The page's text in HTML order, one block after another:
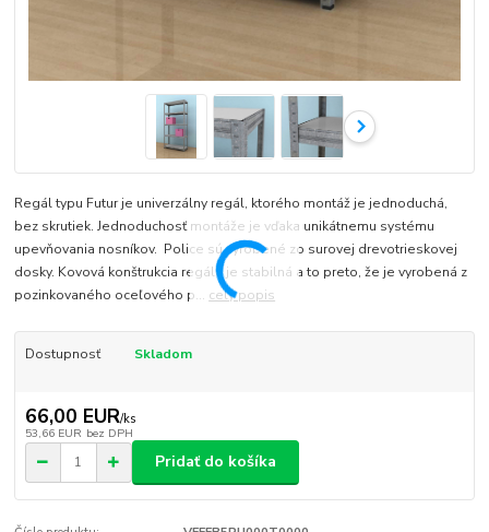
Regál typu Futur je univerzálny regál, ktorého montáž je jednoduchá,
bez skrutiek. Jednoduchosť montáže je vďaka unikátnemu systému
upevňovania nosníkov. Police sú vyrobené zo surovej drevotrieskovej
dosky. Kovová konštrukcia regálu je stabilná a to preto, že je vyrobená z
pozinkovaného oceľového p... celý popis
Dostupnosť Skladom
66,00 EUR/ks
53,66 EUR bez DPH
Pridať do košíka